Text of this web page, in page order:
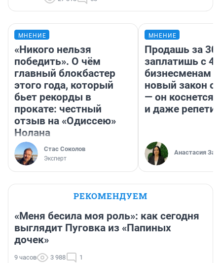
МНЕНИЕ
«Никого нельзя
победить». О чём
главный блокбастер
этого года, который
бьет рекорды в
прокате: честный
отзыв на «Одиссею»
Нолана
Стас Соколов
Эксперт
МНЕНИЕ
Продашь за
заплатишь с
бизнесменам
новый закон о
— он коснется
и даже
Анастасия
РЕКОМЕНДУЕМ
«Меня бесила моя роль»: как сегодня
выглядит Пуговка из «Папиных
дочек»
9 часов 3 988 1